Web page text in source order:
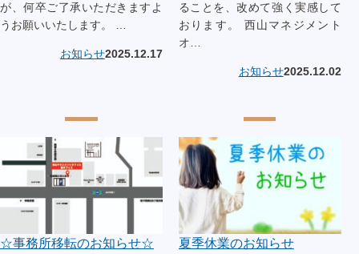
が、何卒ご了承いただきますよ
うお願いいたします。 …
お知らせ2025.12.17
ることを、改めて強く実感して
おります。 西山マネジメント
オ…
お知らせ2025.12.02
☆事務所移転のお知らせ☆ 夏季休業のお知らせ